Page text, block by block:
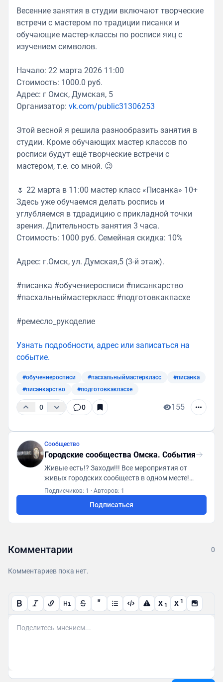
Весенние занятия в студии включают творческие
встречи с мастером по традиции писанки и
обучающие мастер-классы по росписи яиц с
изучением символов.
Начало: 22 марта 2026 11:00
Стоимость: 1000.0 руб.
Адрес: г Омск, Думская, 5
Организатор: vk.com/public31306253
Этой весной я решила разнообразить занятия в
студии. Кроме обучающих мастер классов по
росписи будут ещё творческие встречи с
мастером, т.е. со мной. 😉
🌷 22 марта в 11:00 мастер класс «Писанка» 10+
Здесь уже обучаемся делать роспись и
углубляемся в тдрадицию с прикладной точки
зрения. Длительность занятия 3 часа.
Стоимость: 1000 руб. Семейная скидка: 10%
Адрес: г.Омск, ул. Думская,5 (3-й этаж).
#писанка #обучениеросписи #писанкарство
#пасхальныймастеркласс #подготовкакпасхе
#ремесло_рукоделие
Узнать подробности, адрес или записаться на
событие.
#обучениеросписи #пасхальныймастеркласс
#писанка
#писанкарство
#подготовкакпасхе
0 0 155
Сообщество
Городские сообщества Омска. События
Живые есть!? Заходи!!! Все мероприятия от
живых городских сообществ в одном месте!
Первая городская платформа "ГСА. Генератор
https://t.me/gsaomsk_bot
Подписчиков: 1 · Авторов: 1
Подписаться
Комментарии 0
Комментариев пока нет.
" X 1 X 1